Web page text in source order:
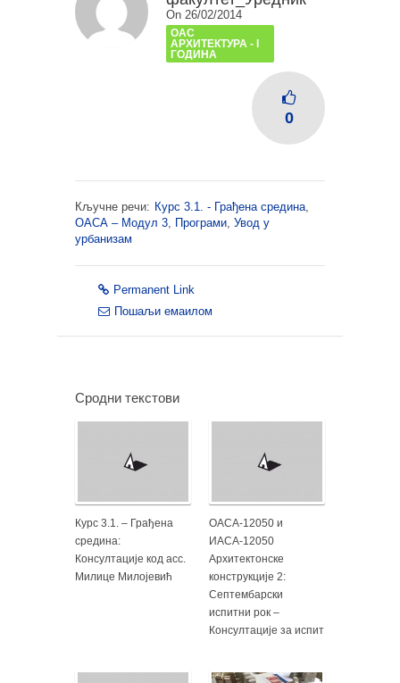
On 26/02/2014
ОАС
АРХИТЕКТУРА - I
ГОДИНА
0
Кључне речи: Курс 3.1. - Грађена средина,
ОАСА – Модул 3, Програми, Увод у
урбанизам
Permanent Link
Пошаљи емаилом
Сродни текстови
Курс 3.1. – Грађена
средина:
Консултације код асс.
Милице Милојевић
ОАСА-12050 и
ИАСА-12050
Архитектонске
конструкције 2:
Септембарски
испитни рок –
Консултације за испит